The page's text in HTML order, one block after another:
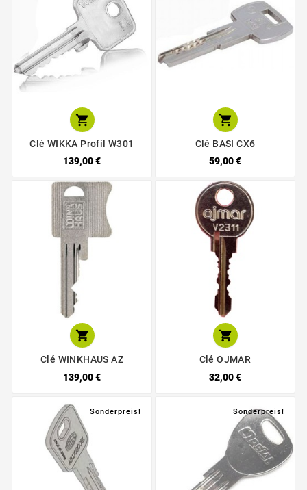

Clé WIKKA Profil W301
139,00 €

Clé BASI CX6
59,00 €

Clé WINKHAUS AZ
139,00 €

Clé OJMAR
32,00 €
Sonderpreis! Sonderpreis!